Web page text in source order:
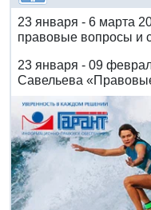
23 января - 6 марта
правовые вопросы и
23 января - 09
Савельева